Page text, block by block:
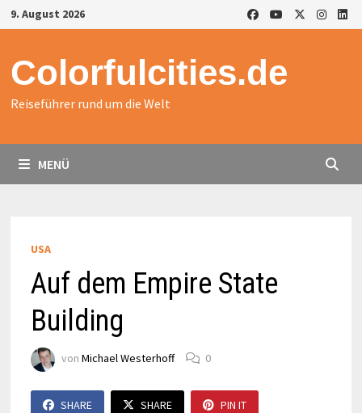
Zurück
zum
9. August 2026
Colorfulcities.de
Reiseführer rund um die Welt
MENÜ
USA
Auf dem Empire State
Building
von Michael Westerhoff 0
SHARE SHARE PIN IT